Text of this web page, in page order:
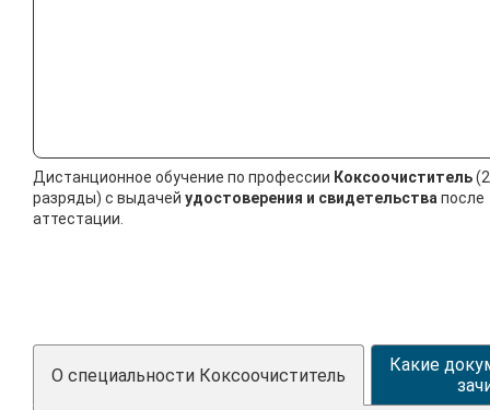
Дистанционное обучение по профессии Коксоочиститель
разряды) с выдачей удостоверения и свидетельствапосле
аттестации.
О специальности Коксоочиститель
Какие